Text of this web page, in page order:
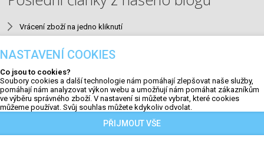
Vrácení zboží na jedno kliknutí
Aktualizace #23
QR kódy na faktuře a výzvy k úhradě
NASTAVENÍ COOKIES
Co jsou to cookies?
Soubory cookies a další technologie nám pomáhají zlepšovat naše služby,
pomáhají nám analyzovat výkon webu a umožňují nám pomáhat zákazníkům
ve výběru správného zboží. V nastavení si můžete vybrat, které cookies
můžeme používat. Svůj souhlas můžete kdykoliv odvolat.
PŘIJMOUT VŠE